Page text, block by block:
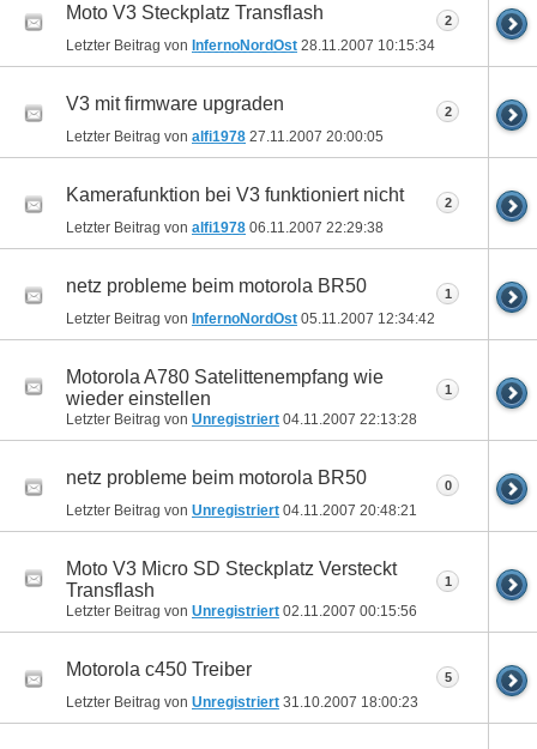
Moto V3 Steckplatz Transflash
Letzter Beitrag von InfernoNordOst 28.11.2007 10:15:34
2
V3 mit firmware upgraden
Letzter Beitrag von alfi1978 27.11.2007 20:00:05
2
Kamerafunktion bei V3 funktioniert nicht
Letzter Beitrag von alfi1978 06.11.2007 22:29:38
2
netz probleme beim motorola BR50
Letzter Beitrag von InfernoNordOst 05.11.2007 12:34:42
1
Motorola A780 Satelittenempfang wie
wieder einstellen
Letzter Beitrag von Unregistriert 04.11.2007 22:13:28
1
netz probleme beim motorola BR50
Letzter Beitrag von Unregistriert 04.11.2007 20:48:21
0
Moto V3 Micro SD Steckplatz Versteckt
Transflash
Letzter Beitrag von Unregistriert 02.11.2007 00:15:56
1
Motorola c450 Treiber
Letzter Beitrag von Unregistriert 31.10.2007 18:00:23
5